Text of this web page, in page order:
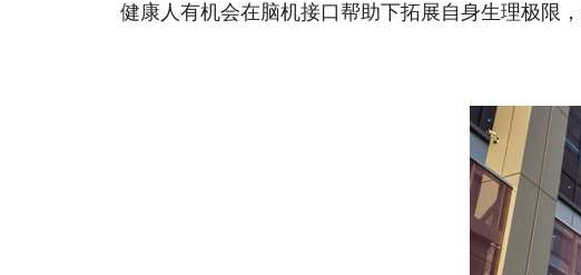
健康人有机会在脑机接口帮助下拓展自身生理极限，